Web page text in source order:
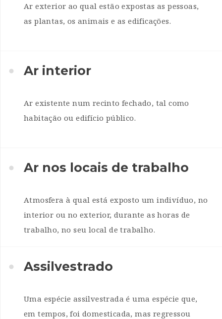
Ar exterior ao qual estão expostas as pessoas,
as plantas, os animais e as edificações.
Ar interior
Ar existente num recinto fechado, tal como
habitação ou edifício público.
Ar nos locais de trabalho
Atmosfera à qual está exposto um indivíduo, no
interior ou no exterior, durante as horas de
trabalho, no seu local de trabalho.
Assilvestrado
Uma espécie assilvestrada é uma espécie que,
em tempos, foi domesticada, mas regressou